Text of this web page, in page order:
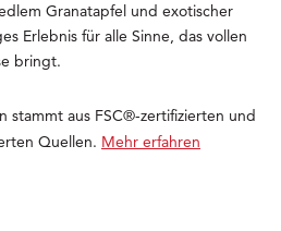
Granatapfel und exotischer
Erlebnis für alle Sinne, das vollen
bringt.
stammt aus FSC®-zertifizierten und
Quellen. Mehr erfahren